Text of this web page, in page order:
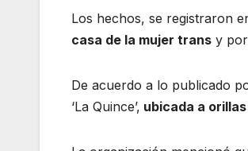
Los hechos, se registraron
casa de la mujer trans y
De acuerdo a lo publicado
‘La Quince’, ubicada a